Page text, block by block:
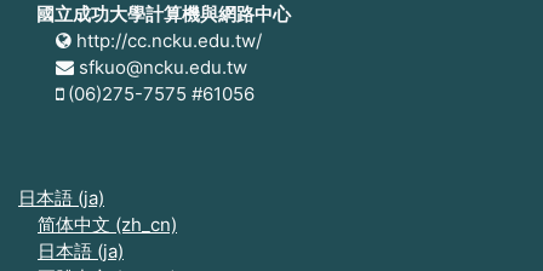
國立成功大學計算機與網路中心
http://cc.ncku.edu.tw/
sfkuo@ncku.edu.tw
(06)275-7575 #61056
日本語 ‎(ja)‎
简体中文 ‎(zh_cn)‎
日本語 ‎(ja)‎